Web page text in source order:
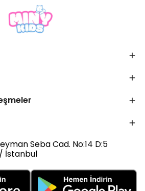
Seba Cad. No:14 D:5
İstanbul